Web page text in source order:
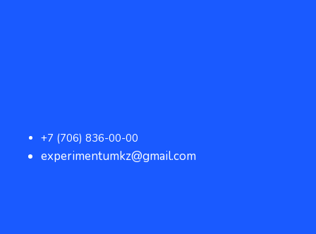
+7 (706) 836-00-00
experimentumkz@gmail.com